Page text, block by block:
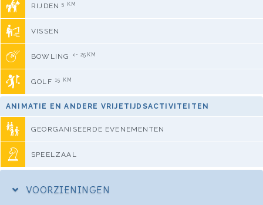
RIJDEN5 KM
VISSEN
BOWLING <= 25KM
GOLF 15 KM
ANIMATIE EN ANDERE VRIJETIJDSACTIVITEITEN
GEORGANISEERDE EVENEMENTEN
SPEELZAAL
VOORZIENINGEN